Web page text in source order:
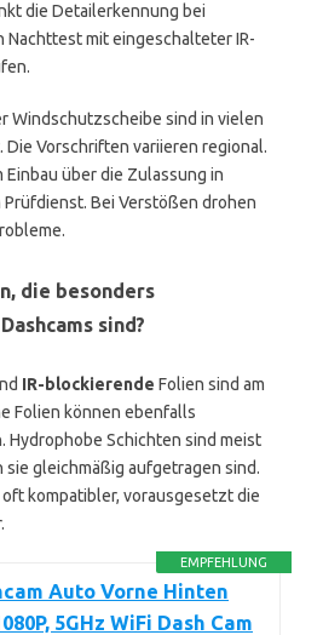
die Detailerkennung bei
Nachttest mit eingeschalteter IR-
Windschutzscheibe sind in vielen
Die Vorschriften variieren regional.
über die Zulassung in
Prüfdienst. Bei Verstößen drohen
die besonders
sind?
IR-blockierende Folien sind am
Folien können ebenfalls
Hydrophobe Schichten sind meist
gleichmäßig aufgetragen sind.
kompatibler, vorausgesetzt die
EMPFEHLUNG
Auto Vorne Hinten
5GHz WiFi Dash Cam